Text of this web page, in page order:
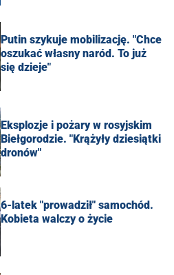
Putin szykuje mobilizację. "Chce
oszukać własny naród. To już
się dzieje"
Eksplozje i pożary w rosyjskim
Biełgorodzie. "Krążyły dziesiątki
dronów"
6-latek "prowadził" samochód.
Kobieta walczy o życie